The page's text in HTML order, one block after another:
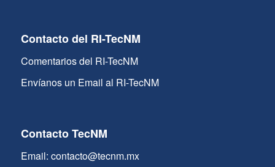
Contacto del RI-TecNM
Comentarios del RI-TecNM
Envíanos un Email al RI-TecNM
Contacto TecNM
Email: contacto@tecnm.mx